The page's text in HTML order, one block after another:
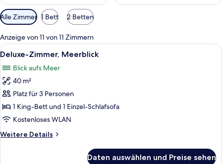
Verfügbare
Filter
für
Zimmer
Alle Zimmer 1 Bett 2 Betten
Anzeige von 11 von 11 Zimmern
Alle
Fotos
für
Deluxe-
Zimmer,
Meerblick
anzeigen
Ein Hotelzimmer mit Bett,
8
Deluxe-Zimmer, Meerblick
Blick aufs Meer
40 m²
Platz für 3 Personen
1 King-Bett und 1 Einzel-Schlafsofa
Kostenloses WLAN
Weitere Details
Weitere
Daten auswählen und Preise sehen